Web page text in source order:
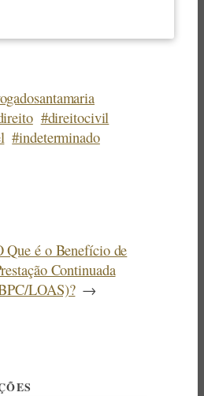
#direitocivil
#indeterminado
Que é o Benefício de
Continuada
LOAS)? →